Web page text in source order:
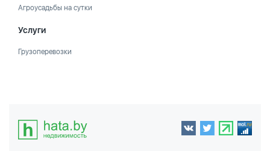
Агроусадьбы на сутки
Услуги
Грузоперевозки